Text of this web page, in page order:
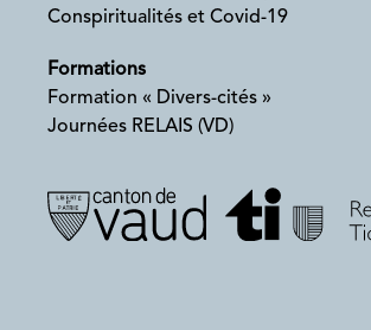
Conspiritualités et Covid-19
Formations
Formation « Divers-cités »
Journées RELAIS (VD)